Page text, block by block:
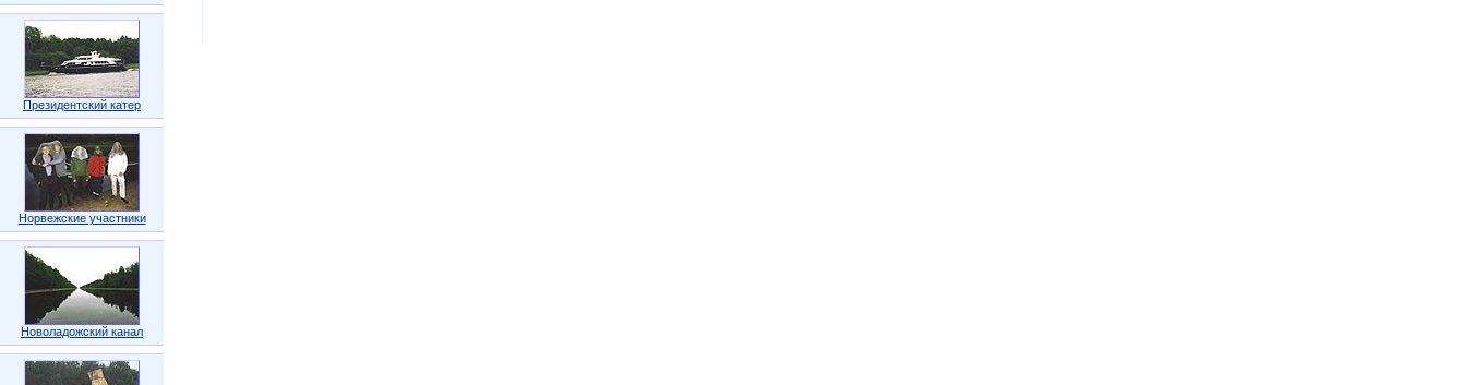
Президентский катер
Норвежские участники
Новоладожский канал